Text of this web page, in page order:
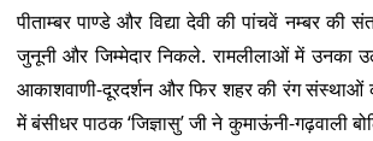
पीताम्बर पाण्डे और विद्या देवी की पांचवें नम्बर
जुनूनी और जिम्मेदार निकले. रामलीलाओं में उनका
आकाशवाणी-दूरदर्शन और फिर शहर की रंग
में बंसीधर पाठक ‘जिज्ञासु’ जी ने कुमाऊंनी-गढ़वाली